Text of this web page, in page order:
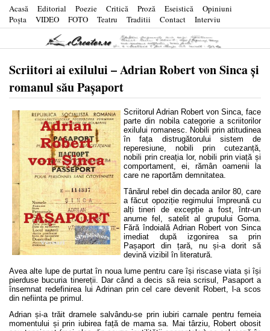
Acasă Editorial Poezie Critică Proză Eseistică
Opiniuni
Poşta
VIDEO FOTO Teatru Traditii Contact Interviu
Scriitori ai exilului – Adrian Robert von Sinca și
romanul său Pașaport
Scriitorul Adrian Robert von Sinca, face
parte din nobila categorie a scriitorilor
exilului romanesc. Nobili prin atitudinea
în fața distrugătorului sistem de
reperesiune, nobili prin cutezanță,
nobili prin creația lor, nobili prin viață și
comportament, ei, rămân oamenii la
care ne raportăm demnitatea.
Tânărul rebel din decada anilor 80, care
a făcut opoziție regimului împreună cu
alți tineri de excepție a fost, într-un
anume fel, satelit al grupului Goma.
Fără îndoială Adrian Robert von Sinca
imediat după izgonirea sa prin
Pașaport din țară, nu și-a dorit să
devină vizibil în literatură.
Avea alte lupe de purtat în noua lume pentru care își riscase viata și își
pierduse bucuria tinereții. Dar când a decis să reia scrisul, Pasaport a
însemnat redefinirea lui Adrinan prin cel care devenit Robert, l-a scos
din nefiinta pe primul.
Adrian și-a trăit dramele salvându-se prin iubiri carnale pentru femeia
momentului și prin iubirea față de mama sa. Mai târziu, Robert obosit